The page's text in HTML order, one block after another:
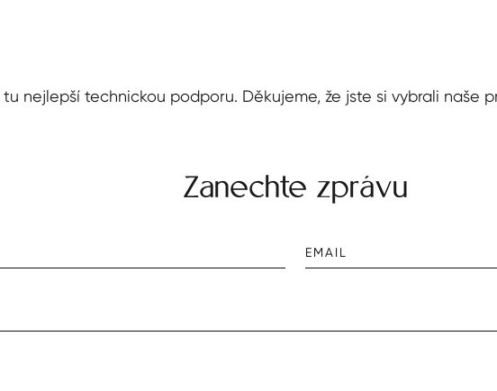
nejlepší technickou podporu. Děkujeme, že jste si vybrali naše
Zanechte zprávu